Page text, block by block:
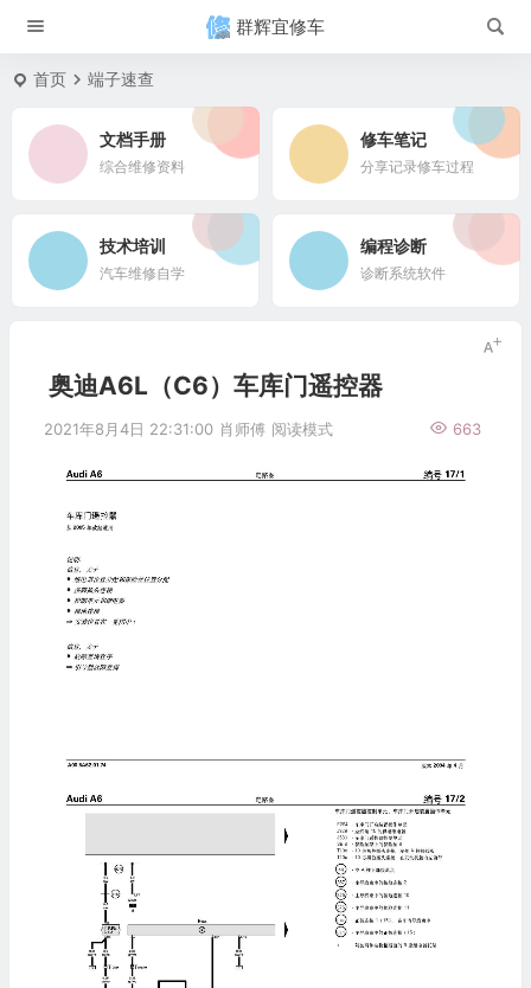
群辉宜修车
首页 端子速查
文档手册
综合维修资料
修车笔记
分享记录修车过程
技术培训
汽车维修自学
编程诊断
诊断系统软件
奥迪A6L（C6）车库门遥控器
2021年8月4日 22:31:00 肖师傅 663
阅读模式